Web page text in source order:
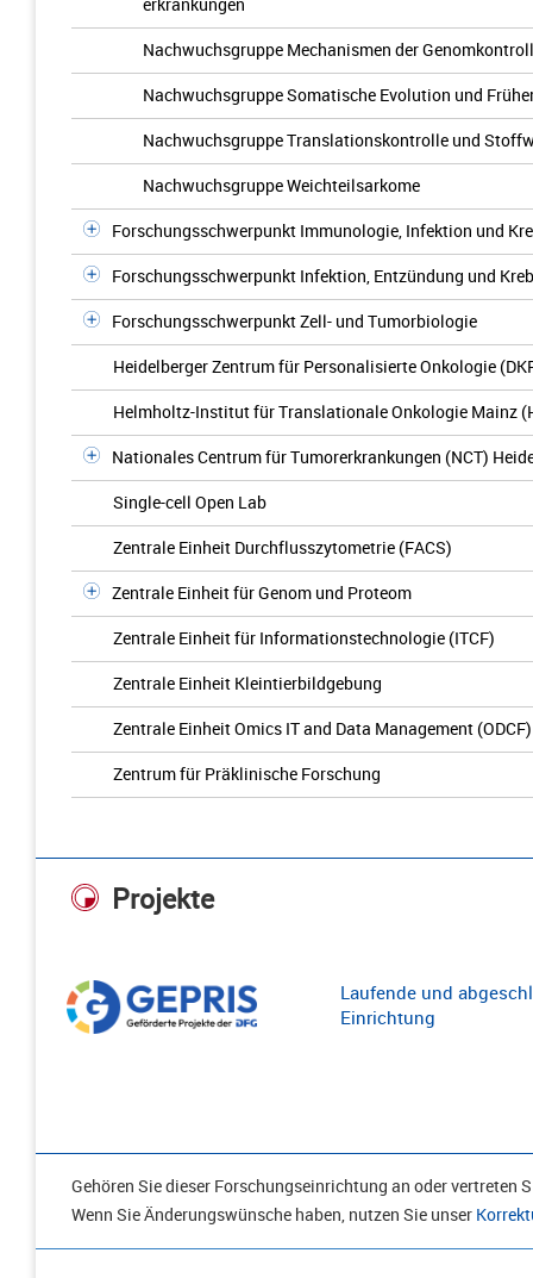
Nachwuchsgruppe Mechanismen der
Nachwuchsgruppe Somatische Evolution und
Nachwuchsgruppe Translationskontrolle und
Nachwuchsgruppe Weichteilsarkome
Forschungsschwerpunkt Immunologie, Infektion und
Forschungsschwerpunkt Infektion, Entzündung und
Forschungsschwerpunkt Zell- und Tumorbiologie
Heidelberger Zentrum für Personalisierte Onkologie
Helmholtz-Institut für Translationale Onkologie Mainz
Nationales Centrum für Tumorerkrankungen (NCT)
Single-cell Open Lab
Zentrale Einheit Durchflusszytometrie (FACS)
Zentrale Einheit für Genom und Proteom
Zentrale Einheit für Informationstechnologie (ITCF)
Zentrale Einheit Kleintierbildgebung
Zentrale Einheit Omics IT and Data Management (ODCF)
Zentrum für Präklinische Forschung
Projekte
Laufende und
Einrichtung
Gehören Sie dieser Forschungseinrichtung an oder vertreten
Wenn Sie Änderungswünsche haben, nutzen Sie unser